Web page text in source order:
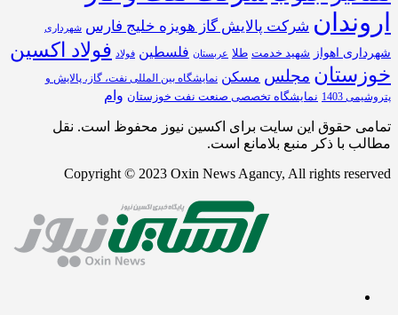
اروندان شرکت پالایش گاز هویزه خلیج‌ فارس شهرداری
شهرداری اهواز شهید خدمت طلا عربستان فلسطین فولاد
فولاد اکسین
خوزستان مجلس مسکن نمایشگاه بین المللی نفت، گاز، پالایش و
پتروشیمی 1403
نمایشگاه تخصصی صنعت نفت خوزستان وام
تمامی حقوق این سایت برای اکسین نیوز محفوظ است. نقل
مطالب با ذکر منبع بلامانع است.
Copyright © 2023 Oxin News Agancy, All rights reserved